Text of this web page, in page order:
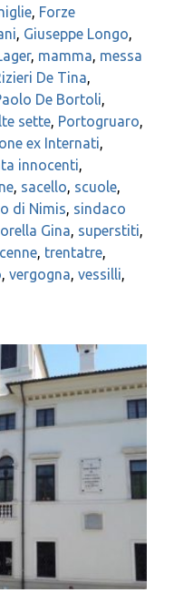
, Forze
, Giuseppe Longo,
, mamma, messa
De Tina,
De Bortoli,
sette, Portogruaro,
ex Internati,
innocenti,
, sacello, scuole,
di Nimis, sindaco
Gina, superstiti,
, trentatre,
, vergogna, vessilli,